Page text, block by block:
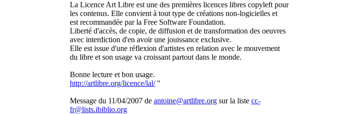
La Licence Art Libre est une des premières licences libres copyleft pour
les contenus. Elle convient à tout type de créations non-logicielles et
est recommandée par la Free Software Foundation.
Liberté d'accès, de copie, de diffusion et de transformation des oeuvres
avec interdiction d'en avoir une jouissance exclusive.
Elle est issue d'une réflexion d'artistes en relation avec le mouvement
du libre et son usage va croissant partout dans le monde.
Bonne lecture et bon usage.
http://artlibre.org/licence/lal/"
Message du 11/04/2007 de antoine@artlibre.org sur la liste cc-
fr@lists.ibiblio.org